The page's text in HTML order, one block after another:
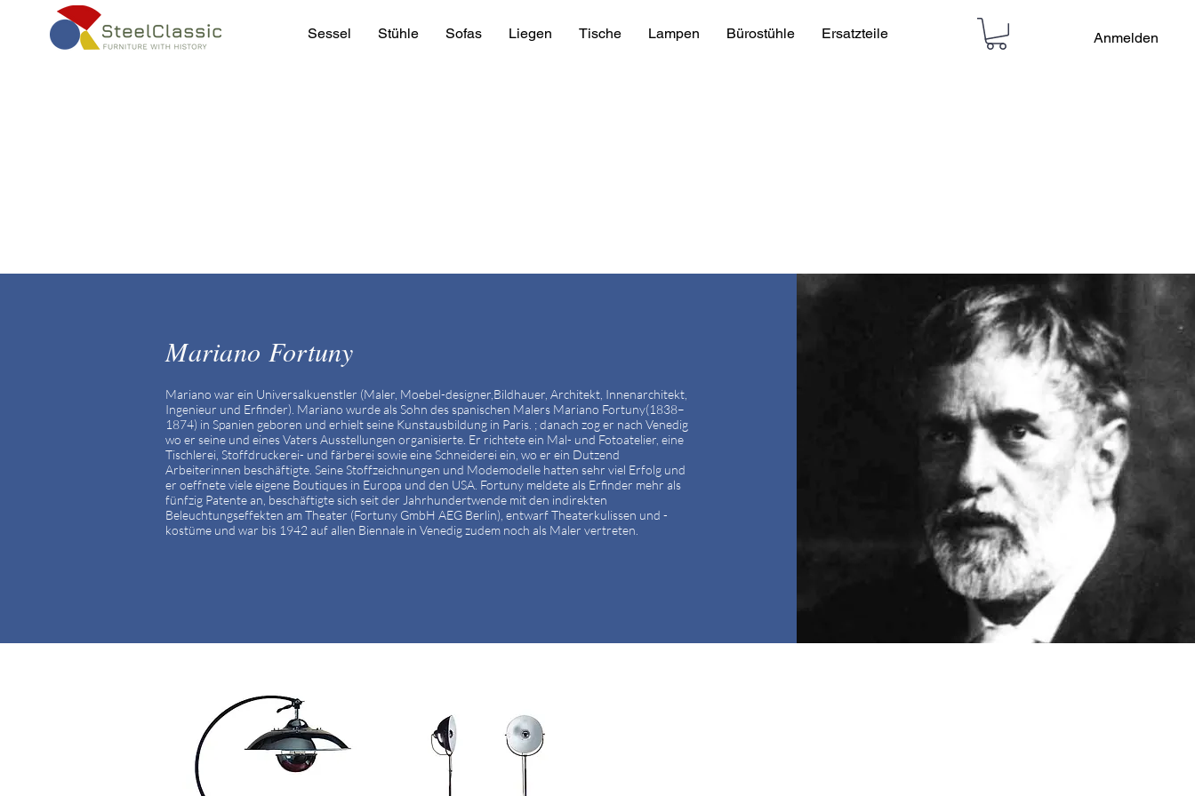
Sessel Stühle Sofas Liegen Tische Lampen Bürostühle Ersatzteile Anmelden
Mariano Fortuny
Mariano war ein Universalkuenstler (Maler, Moebel-designer,Bildhauer, Architekt, Innenarchitekt,
Ingenieur und Erfinder). Mariano wurde als Sohn des spanischen Malers Mariano Fortuny(1838–
1874) in Spanien geboren und erhielt seine Kunstausbildung in Paris. ; danach zog er nach Venedig
wo er seine und eines Vaters Ausstellungen organisierte. Er richtete ein Mal- und Fotoatelier, eine
Tischlerei, Stoffdruckerei- und färberei sowie eine Schneiderei ein, wo er ein Dutzend
Arbeiterinnen beschäftigte. Seine Stoffzeichnungen und Modemodelle hatten sehr viel Erfolg und
er oeffnete viele eigene Boutiques in Europa und den USA. Fortuny meldete als Erfinder mehr als
fünfzig Patente an, beschäftigte sich seit der Jahrhundertwende mit den indirekten
Beleuchtungseffekten am Theater (Fortuny GmbH AEG Berlin), entwarf Theaterkulissen und -
kostüme und war bis 1942 auf allen Biennale in Venedig zudem noch als Maler vertreten.